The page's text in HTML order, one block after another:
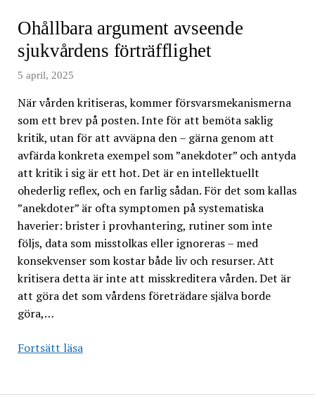
Ohållbara argument avseende
sjukvårdens förträfflighet
5 april, 2025
När vården kritiseras, kommer försvarsmekanismerna
som ett brev på posten. Inte för att bemöta saklig
kritik, utan för att avväpna den – gärna genom att
avfärda konkreta exempel som ”anekdoter” och antyda
att kritik i sig är ett hot. Det är en intellektuellt
ohederlig reflex, och en farlig sådan. För det som kallas
”anekdoter” är ofta symptomen på systematiska
haverier: brister i provhantering, rutiner som inte
följs, data som misstolkas eller ignoreras – med
konsekvenser som kostar både liv och resurser. Att
kritisera detta är inte att misskreditera vården. Det är
att göra det som vårdens företrädare själva borde
göra,…
Fortsätt läsaOhållbara
sjukvårdens